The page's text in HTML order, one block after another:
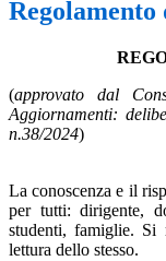
(approvato dal
Aggiornamenti:
n.38/2024)
La conoscenza e il
per tutti: dirigente,
studenti, famiglie. Si
lettura dello stesso.